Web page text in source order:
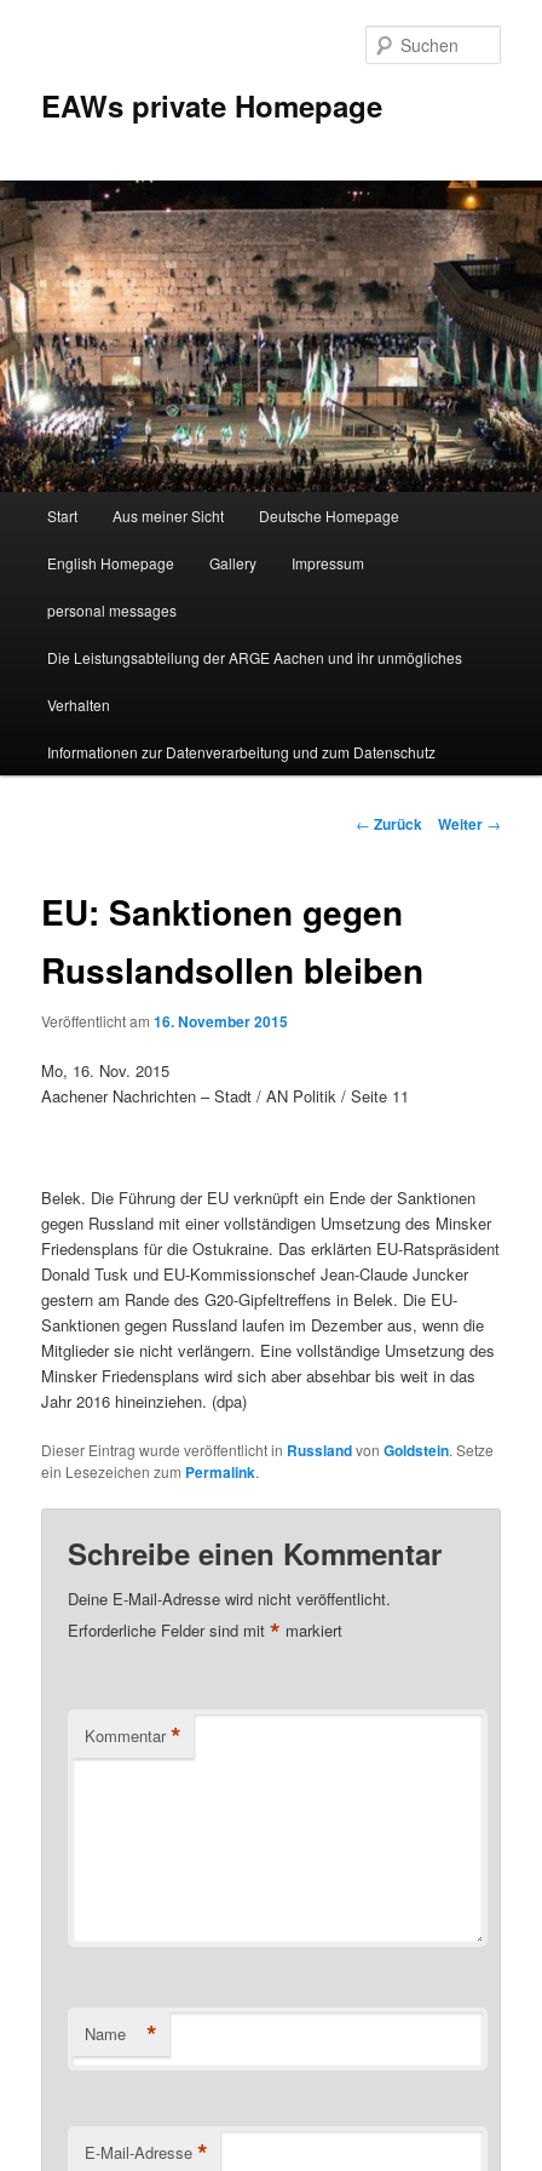
EAWs private Homepage
Start Aus meiner Sicht Deutsche Homepage
English Homepage Gallery Impressum
personal messages
Die Leistungsabteilung der ARGE Aachen und ihr unmögliches
Verhalten
Informationen zur Datenverarbeitung und zum Datenschutz
Beitragsnavigation
← Zurück Weiter →
EU: Sanktionen gegen
Russlandsollen bleiben
Veröffentlicht am16. November 2015
Mo, 16. Nov. 2015
Aachener Nachrichten – Stadt / AN Politik / Seite 11
Belek. Die Führung der EU verknüpft ein Ende der Sanktionen
gegen Russland mit einer vollständigen Umsetzung des Minsker
Friedensplans für die Ostukraine. Das erklärten EU-Ratspräsident
Donald Tusk und EU-Kommissionschef Jean-Claude Juncker
gestern am Rande des G20-Gipfeltreffens in Belek. Die EU-
Sanktionen gegen Russland laufen im Dezember aus, wenn die
Mitglieder sie nicht verlängern. Eine vollständige Umsetzung des
Minsker Friedensplans wird sich aber absehbar bis weit in das
Jahr 2016 hineinziehen. (dpa)
Dieser Eintrag wurde veröffentlicht in RusslandvonGoldstein. Setze
ein Lesezeichen zum Permalink.
Schreibe einen Kommentar
Deine E-Mail-Adresse wird nicht veröffentlicht.
Erforderliche Felder sind mit* markiert
Kommentar *
Name *
E-Mail-Adresse *